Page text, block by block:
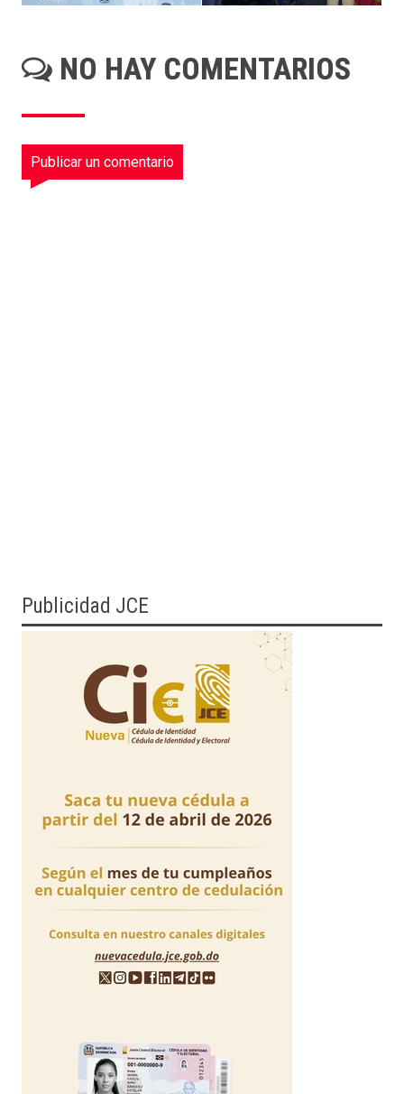
NO HAY COMENTARIOS
Publicar un comentario
Publicidad JCE